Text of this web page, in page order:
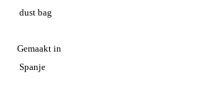
dust bag
Gemaakt in
Spanje